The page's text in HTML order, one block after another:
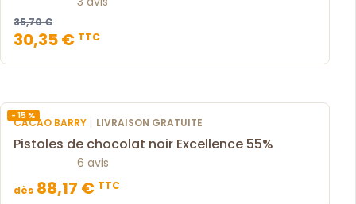
35,70 €
30,35 € TTC
- 15 %
CACAO BARRY | LIVRAISON GRATUITE
Pistoles de chocolat noir Excellence 55%
6 avis
dès 88,17 € TTC